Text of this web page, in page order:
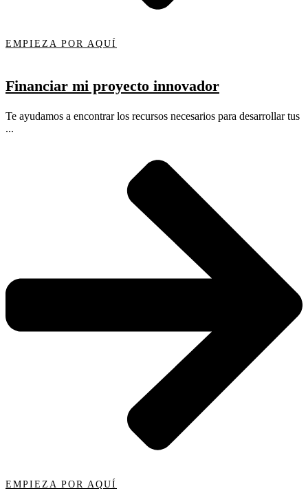
EMPIEZA POR AQUÍ
Financiar mi proyecto innovador
Te ayudamos a encontrar los recursos necesarios para desarrollar tus
...
EMPIEZA POR AQUÍ